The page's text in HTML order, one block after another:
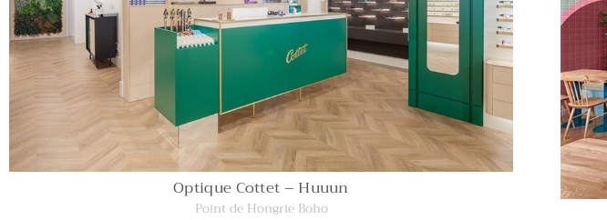
Optique Cottet – Huuun
Point de Hongrie Boho